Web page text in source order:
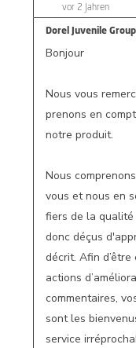
vor 2 Jahren
Dorel Juvenile
Bonjour
Nous vous
prenons en
notre produit.
Nous
vous et nous en
fiers de la qualité
donc déçus
décrit. Afin
actions
commentaires,
sont les
service